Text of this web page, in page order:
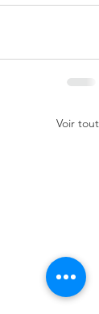
Voir tout